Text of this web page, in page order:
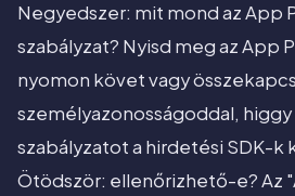
Negyedszer: mit mond az App
szabályzat? Nyisd meg az App
nyomon követ vagy
személyazonosságoddal, higgy
szabályzatot a hirdetési SDK-
Ötödször: ellenőrizhető-e? Az